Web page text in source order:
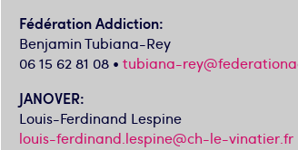
Fédération Addiction:
Benjamin Tubiana-Rey
06 15 62 81 08 • tubiana-
JANOVER:
Louis-Ferdinand Lespine
louis-ferdinand.lespine@ch-le-vinatier.fr